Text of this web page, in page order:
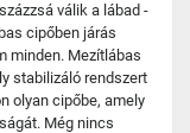
válik a lábad -
cipőben járás
minden. Mezítlábas
stabilizáló rendszert
olyan cipőbe, amely
Még nincs